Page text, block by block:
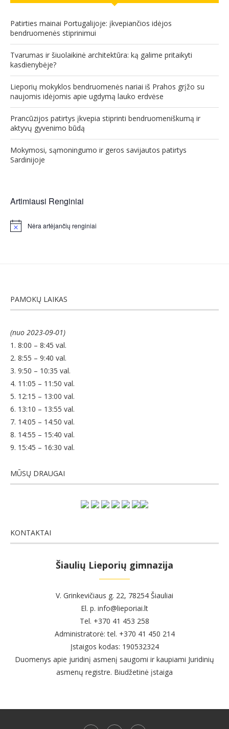
Patirties mainai Portugalijoje: įkvepiančios idėjos
bendruomenės stiprinimui
Tvarumas ir šiuolaikinė architektūra: ką galime pritaikyti
kasdienybėje?
Lieporių mokyklos bendruomenės nariai iš Prahos grįžo su
naujomis idėjomis apie ugdymą lauko erdvėse
Prancūzijos patirtys įkvepia stiprinti bendruomeniškumą ir
aktyvų gyvenimo būdą
Mokymosi, sąmoningumo ir geros savijautos patirtys
Sardinijoje
Artimiausi Renginiai
Notice Nėra artėjančių renginiai
PAMOKŲ LAIKAS
(nuo 2023-09-01)
1. 8:00 – 8:45 val.
2. 8:55 – 9:40 val.
3. 9:50 – 10:35 val.
4. 11:05 – 11:50 val.
5. 12:15 – 13:00 val.
6. 13:10 – 13:55 val.
7. 14:05 – 14:50 val.
8. 14:55 – 15:40 val.
9. 15:45 – 16:30 val.
MŪSŲ DRAUGAI
KONTAKTAI
Šiaulių Lieporių gimnazija
V. Grinkevičiaus g. 22, 78254 Šiauliai
El. p. info@lieporiai.lt
Tel. +370 41 453 258
Administratorė: tel. +370 41 450 214
Įstaigos kodas: 190532324
Duomenys apie juridinį asmenį saugomi ir kaupiami Juridinių
asmenų registre. Biudžetinė įstaiga